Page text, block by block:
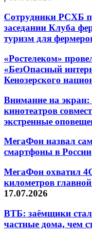
Сотрудники РСХБ
заседании Клуба
туризм для
«Ростелеком»
«БезОпасный
Кенозерского
Внимание на
кинотеатров
экстренные
МегаФон назвал
смартфоны в России
МегаФон охватил
километров
17.07.2026
ВТБ: заёмщики
частные дома, чем